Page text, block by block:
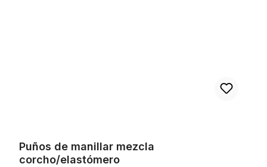
Puños de manillar mezcla
corcho/elastómero